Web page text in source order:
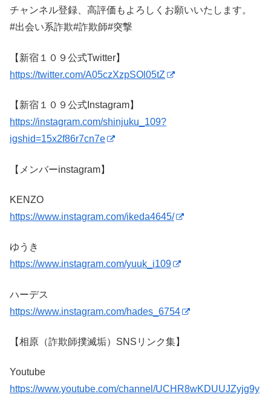
チャンネル登録、高評価もよろしくお願いいたします。
#出会い系詐欺#詐欺師#突撃
【新宿１０９公式Twitter】
https://twitter.com/A05czXzpSOl05tZ
【新宿１０９公式Instagram】
https://instagram.com/shinjuku_109?
igshid=15x2f86r7cn7e
【メンバーinstagram】
KENZO
https://www.instagram.com/ikeda4645/
ゆうき
https://www.instagram.com/yuuk_i109
ハーデス
https://www.instagram.com/hades_6754
【相原（詐欺師撲滅垢）SNSリンク集】
Youtube
https://www.youtube.com/channel/UCHR8wKDUUJZyjg9y